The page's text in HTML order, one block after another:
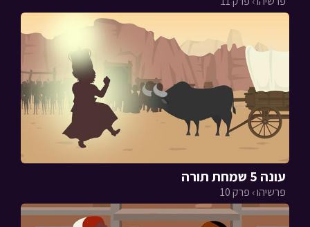
עונה 5 שמחת תורה
פרשיהו › פרק 10